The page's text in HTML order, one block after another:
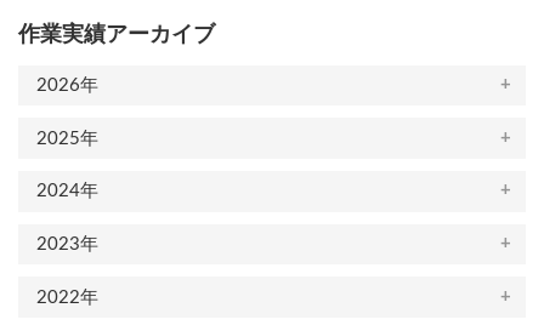
作業実績アーカイブ
2026年
2025年
2024年
2023年
2022年